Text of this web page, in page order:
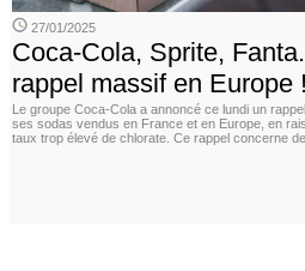
27/01/2025
Coca-Cola, Sprite,
rappel massif en Europe !
Le groupe Coca-Cola a annoncé ce lundi un
ses sodas vendus en France et en Europe, en
taux trop élevé de chlorate. Ce rappel concerne